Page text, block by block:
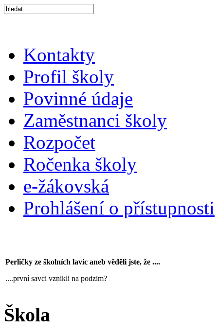
Kontakty
Profil školy
Povinné údaje
Zaměstnanci školy
Rozpočet
Ročenka školy
e-žákovská
Prohlášení o přístupnosti
Perličky ze školních lavic aneb věděli jste, že ....
....první savci vznikli na podzim?
Škola